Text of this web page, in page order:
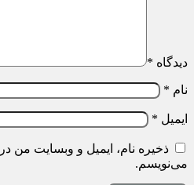
دیدگاه *
نام *
ایمیل *
ذخیره نام، ایمیل و وبسایت من
می‌نویسم.